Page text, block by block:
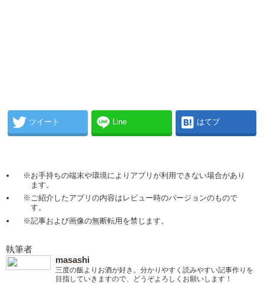
ツイート Line はてブ
※お手持ちの端末や環境によりアプリが利用できない場合があり
ます。
※ご紹介したアプリの内容はレビュー時のバージョンのもので
す。
※記事および画像の無断転用を禁じます。
執筆者
masashi
三度の飯よりお酒が好き。分かりやすく読みやすい記事作りを
目指していきますので、どうぞよろしくお願いします！